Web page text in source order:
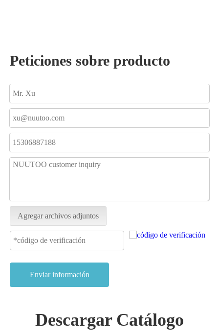
Peticiones sobre producto
Agregar archivos adjuntos
Enviar información
Descargar Catálogo